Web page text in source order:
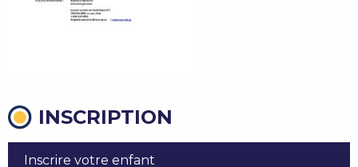
INSCRIPTION
Inscrire votre enfant